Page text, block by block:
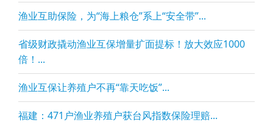
渔业互助保险，为“海上粮仓”系上“安全带”...
省级财政撬动渔业互保增量扩面提标！放大效应1000
倍！...
渔业互保让养殖户不再“靠天吃饭”...
福建：471户渔业养殖户获台风指数保险理赔...